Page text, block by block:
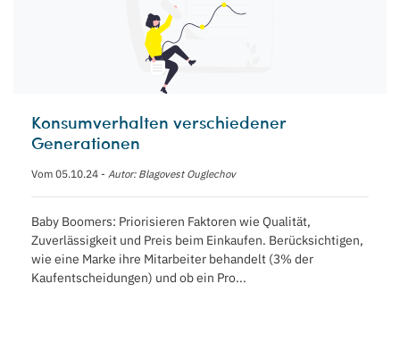
Konsumverhalten verschiedener
Generationen
Vom 05.10.24 - Autor: Blagovest Ouglechov
Baby Boomers: Priorisieren Faktoren wie Qualität,
Zuverlässigkeit und Preis beim Einkaufen. Berücksichtigen,
wie eine Marke ihre Mitarbeiter behandelt (3% der
Kaufentscheidungen) und ob ein Pro...